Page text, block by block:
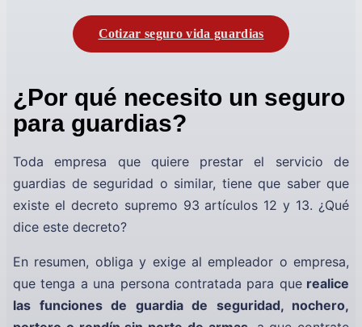
Cotizar seguro vida guardias
¿Por qué necesito un seguro
para guardias?
Toda empresa que quiere prestar el servicio de
guardias de seguridad o similar, tiene que saber que
existe el decreto supremo 93 artículos 12 y 13. ¿Qué
dice este decreto?
En resumen, obliga y exige al empleador o empresa,
que tenga a una persona contratada para querealice
las funciones de guardia de seguridad, nochero,